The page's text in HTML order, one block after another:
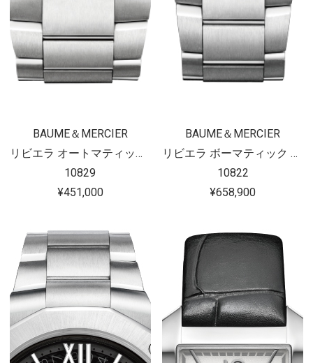
BAUME＆MERCIER
リビエラ オートマティック 42mm
10829
¥451,000
BAUME＆MERCIER
リビエラ ボーマティック 39mm
10822
¥658,900